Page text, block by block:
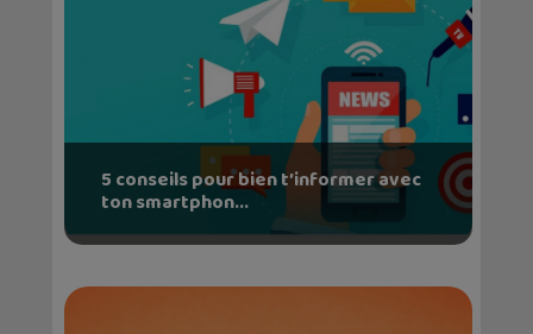
5 conseils pour bien t’informer avec
ton smartphon...